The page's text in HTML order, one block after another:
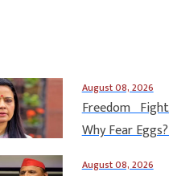
August 08, 2026
Freedom
Why Fear
August 08, 2026